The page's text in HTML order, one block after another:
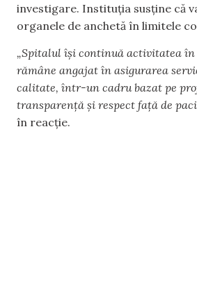
investigare. Instituția susține că
organele de anchetă în limitele
„Spitalul își continuă activitatea
rămâne angajat în asigurarea
calitate, într-un cadru bazat pe
transparență și respect față de
în reacție.